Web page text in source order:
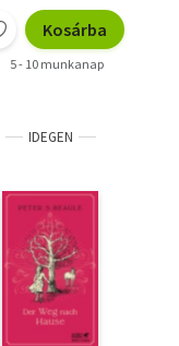
Kosárba
5 - 10 munkanap
IDEGEN